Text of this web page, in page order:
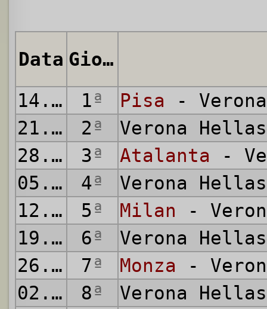
Data
Giornata
14.09.1980
1ª Pisa -
21.09.1980
2ª
Verona
28.09.1980
3ª Atalanta -
05.10.1980
4ª
Verona
12.10.1980
5ª Milan -
19.10.1980
6ª
Verona
26.10.1980
7ª Monza -
02.11.1980
8ª
Verona